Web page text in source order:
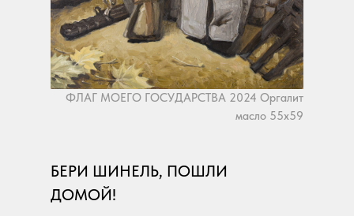
БЕРИ ШИНЕЛЬ, ПОШЛИ
ДОМОЙ!
ФЛАГ МОЕГО ГОСУДАРСТВА 2024 Оргалит
масло 55х59